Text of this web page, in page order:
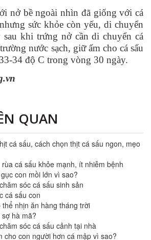
nở bề ngoài nhìn đã giống với cá
sức khỏe còn yếu, di chuyển
sau khi trứng nở cần di chuyển cá
nước sạch, giữ ấm cho cá sấu
34 độ C trong vòng 30 ngày.
QUAN
cá sấu, cách chọn thịt cá sấu ngon, mẹo
cá sấu khỏe mạnh, ít nhiễm bệnh
con mồi lớn vì sao?
sóc cá sấu sinh sản
cá sấu con
thể nhịn ăn hàng tháng trời
hà mã?
sóc cá sấu cảnh tại nhà
cho con người hơn cá mập vì sao?